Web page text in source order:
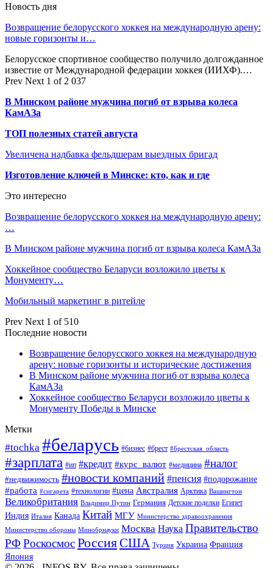
Новость дня
Возвращение белорусского хоккея на международную арену:
новые горизонты и…
Белорусское спортивное сообщество получило долгожданное
известие от Международной федерации хоккея (ИИХФ).…
Prev Next 1 of 2 037
В Минском районе мужчина погиб от взрыва колеса
КамАЗа
ТОП полезных статей августа
Увеличена надбавка фельдшерам выездных бригад
Изготовление ключей в Минске: кто, как и где
Это интересно
Возвращение белорусского хоккея на международную арену:
…
В Минском районе мужчина погиб от взрыва колеса КамАЗа
Хоккейное сообщество Беларуси возложило цветы к
Монументу…
Мобильный маркетинг в ритейле
Prev Next 1 of 510
Последние новости
Возвращение белорусского хоккея на международную
арену: новые горизонты и исторические достижения
В Минском районе мужчина погиб от взрыва колеса
КамАЗа
Хоккейное сообщество Беларуси возложило цветы к
Монументу Победы в Минске
Метки
#tochka #беларусь #бизнес #брест #брестская_область
#зарплата #ип #кредит #курс_валют #медицина #налог
#недвижимость #новости компаний #пенсия #подорожание
#работа #сигарета #технологии #цена Австралия Арктика Вашингтон
Великобритания Владимир Путин Германия Детские поделки Египет
Индия Италия Канада Китай МГУ Министерство здравоохранения
Министерство обороны Минобрнауки Москва Наука Правительство
РФРоскосмосРоссияСША Турция Украина Франция
Япония